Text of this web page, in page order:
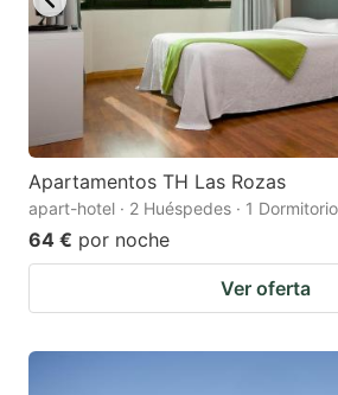
Apartamentos TH Las Rozas
apart-hotel · 2 Huéspedes · 1 Dormitorio
64 € por noche
Ver oferta